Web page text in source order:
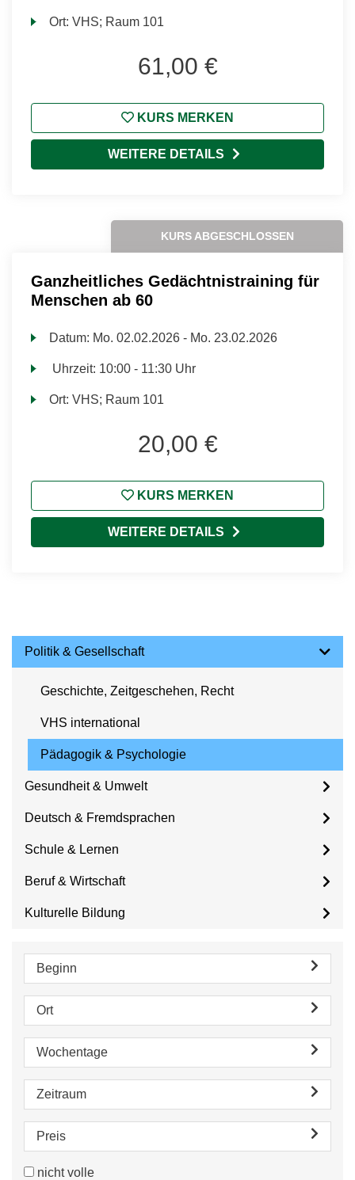
Ort:VHS; Raum 101
61,00 €
KURS MERKEN
WEITERE DETAILS
KURS ABGESCHLOSSEN
Ganzheitliches Gedächtnistraining für
Menschen ab 60
Datum: Mo. 02.02.2026 - Mo. 23.02.2026
Uhrzeit: 10:00 - 11:30 Uhr
Ort:VHS; Raum 101
20,00 €
KURS MERKEN
WEITERE DETAILS
Politik & Gesellschaft
Geschichte, Zeitgeschehen, Recht
VHS international
Pädagogik & Psychologie
Gesundheit & Umwelt
Deutsch & Fremdsprachen
Schule & Lernen
Beruf & Wirtschaft
Kulturelle Bildung
Beginn
Ort
Wochentage
Zeitraum
Preis
nicht volle